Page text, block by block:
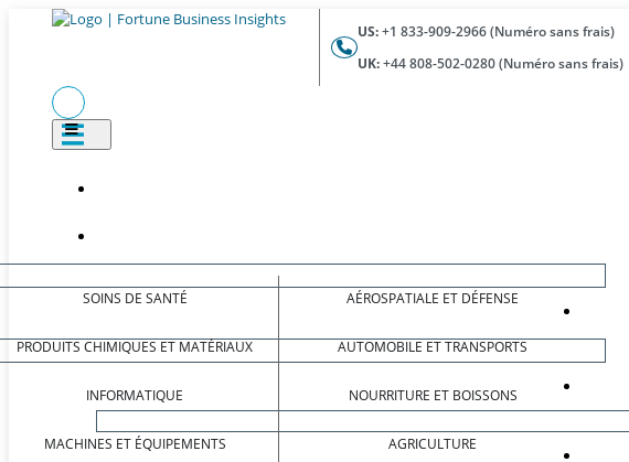
US:+1 833-909-2966 (Numéro sans frais)
UK:+44 808-502-0280 (Numéro sans frais)
SOINS DE SANTÉ
PRODUITS CHIMIQUES ET MATÉRIAUX
INFORMATIQUE
MACHINES ET ÉQUIPEMENTS
AÉROSPATIALE ET DÉFENSE
AUTOMOBILE ET TRANSPORTS
NOURRITURE ET BOISSONS
AGRICULTURE